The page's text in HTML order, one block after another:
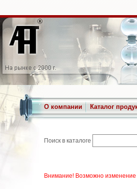
О компании Каталог
Поиск в каталоге
Внимание! Возможно изменение